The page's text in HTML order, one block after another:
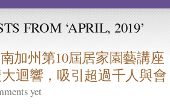
FROM ‘APRIL, 2019’
加州第10屆居家園藝講座
迴響，吸引超過千人與會
yet